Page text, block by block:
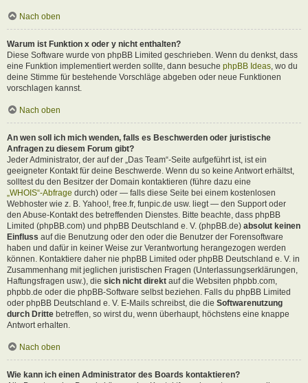
Nach oben
Warum ist Funktion x oder y nicht enthalten?
Diese Software wurde von phpBB Limited geschrieben. Wenn du denkst, dass
eine Funktion implementiert werden sollte, dann besuche phpBB Ideas , wo du
deine Stimme für bestehende Vorschläge abgeben oder neue Funktionen
vorschlagen kannst.
Nach oben
An wen soll ich mich wenden, falls es Beschwerden oder juristische
Anfragen zu diesem Forum gibt?
Jeder Administrator, der auf der „Das Team“-Seite aufgeführt ist, ist ein
geeigneter Kontakt für deine Beschwerde. Wenn du so keine Antwort erhältst,
solltest du den Besitzer der Domain kontaktieren (führe dazu eine
„WHOIS“-Abfrage durch) oder — falls diese Seite bei einem kostenlosen
Webhoster wie z. B. Yahoo!, free.fr, funpic.de usw. liegt — den Support oder
den Abuse-Kontakt des betreffenden Dienstes. Bitte beachte, dass phpBB
Limited (phpBB.com) und phpBB Deutschland e. V. (phpBB.de) absolut keinen
Einfluss auf die Benutzung oder den oder die Benutzer der Forensoftware
haben und dafür in keiner Weise zur Verantwortung herangezogen werden
können. Kontaktiere daher nie phpBB Limited oder phpBB Deutschland e. V. in
Zusammenhang mit jeglichen juristischen Fragen (Unterlassungserklärungen,
Haftungsfragen usw.), die sich nicht direkt auf die Websiten phpbb.com,
phpbb.de oder die phpBB-Software selbst beziehen. Falls du phpBB Limited
oder phpBB Deutschland e. V. E-Mails schreibst, die die Softwarenutzung
durch Dritte betreffen, so wirst du, wenn überhaupt, höchstens eine knappe
Antwort erhalten.
Nach oben
Wie kann ich einen Administrator des Boards kontaktieren?